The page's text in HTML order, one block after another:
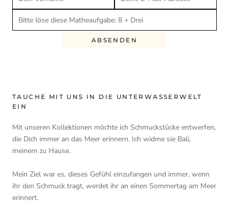
ABSENDEN
TAUCHE MIT UNS IN DIE UNTERWASSERWELT
EIN
Mit unseren Kollektionen möchte ich Schmuckstücke entwerfen,
die Dich immer an das Meer erinnern. Ich widme sie Bali,
meinem zu Hause.
Mein Ziel war es, dieses Gefühl einzufangen und immer, wenn
ihr den Schmuck tragt, werdet ihr an einen Sommertag am Meer
erinnert.